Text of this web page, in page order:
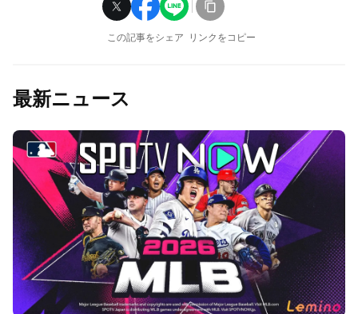
この記事をシェア リンクをコピー
最新ニュース